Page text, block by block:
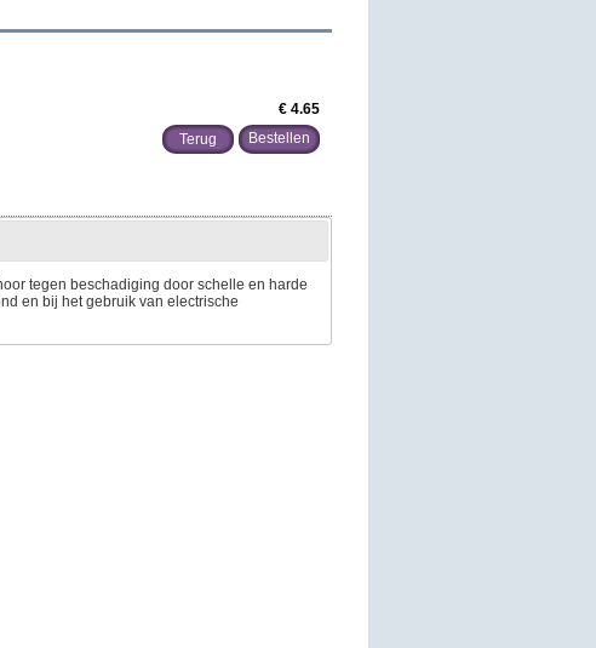
€ 4.65
Terug
tegen beschadiging door schelle en harde
en bij het gebruik van electrische